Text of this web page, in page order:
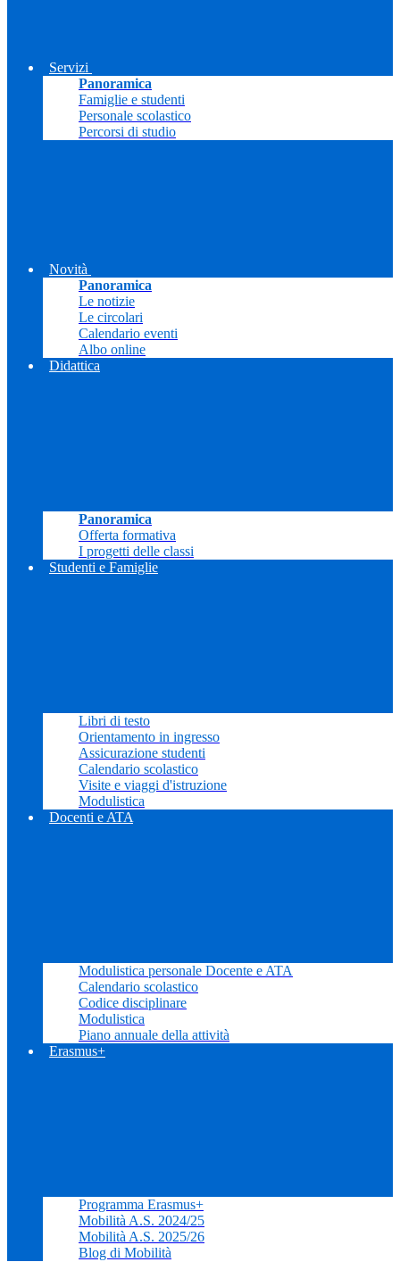
Servizi
Panoramica
Famiglie e studenti
Personale scolastico
Percorsi di studio
Novità
Panoramica
Le notizie
Le circolari
Calendario eventi
Albo online
Didattica
Panoramica
Offerta formativa
I progetti delle classi
Studenti e Famiglie
Libri di testo
Orientamento in ingresso
Assicurazione studenti
Calendario scolastico
Visite e viaggi d'istruzione
Modulistica
Docenti e ATA
Modulistica personale Docente e ATA
Calendario scolastico
Codice disciplinare
Modulistica
Piano annuale della attività
Erasmus+
Programma Erasmus+
Mobilità A.S. 2024/25
Mobilità A.S. 2025/26
Blog di Mobilità